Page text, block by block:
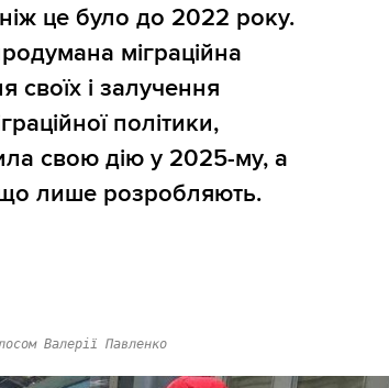
це було до 2022 року.
міграційна
своїх і залучення
політики,
свою дію у 2025-му, а
лише розробляють.
Валерії Павленко